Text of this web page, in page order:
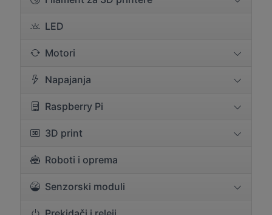
LED
Motori
Napajanja
Raspberry Pi
3D print
Roboti i oprema
Senzorski moduli